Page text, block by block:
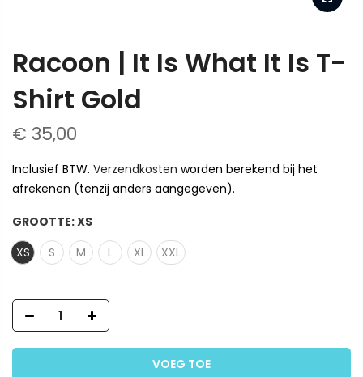
Racoon | It Is What It Is T-
Shirt Gold
€ 35,00
Inclusief BTW. Verzendkosten worden berekend bij het
afrekenen (tenzij anders aangegeven).
GROOTTE:XS
XS
S M L XL XXL
VOEG TOE